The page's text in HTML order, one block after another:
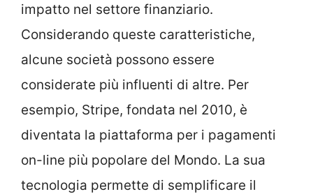
impatto nel settore finanziario.
Considerando queste caratteristiche,
alcune società possono essere
considerate più influenti di altre. Per
esempio, Stripe, fondata nel 2010, è
diventata la piattaforma per i pagamenti
on-line più popolare del Mondo. La sua
tecnologia permette di semplificare il